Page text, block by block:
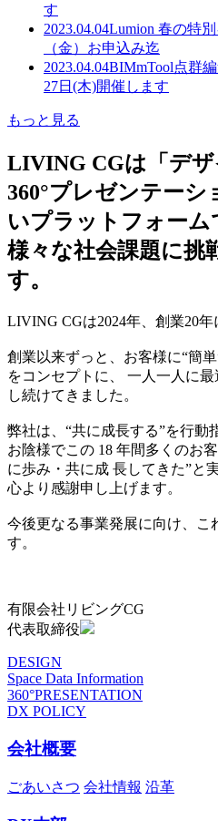
す
2023.04.04Lumion 春の特
（金）お申込み迄
2023.04.04BIMmTool点群
27日(木)開催します
もっと見る
LIVING CGは「デザ
360°プレゼンテーシ
いプラットフォーム
様々な社会課題に挑
す。
LIVING CGは2024年、創業20年
創業以来ずっと、お客様に“簡
をコンセプトに、 一人一人に
し続けてきました。
弊社は、“共に成長する”を行動
お陰様でこの 18 年間多くのお
に歩み・共に成 長してきた”と
心より感謝申し上げます。
今後更なる事業発展に向け、こ
す。
有限会社リビングCG
代表取締役
DESIGN
Space Data Information
360°PRESENTATION
DX POLICY
会社概要
ごあいさつ 会社情報 沿革